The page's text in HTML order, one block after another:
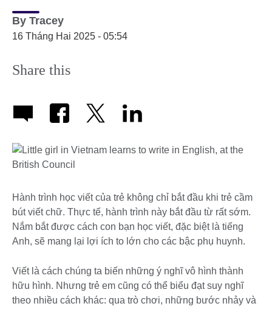
By Tracey
16 Tháng Hai 2025 - 05:54
Share this
Hành trình học viết của trẻ không chỉ bắt đầu khi trẻ cầm
bút viết chữ. Thực tế, hành trình này bắt đầu từ rất sớm.
Nắm bắt được cách con bạn học viết, đặc biệt là tiếng
Anh, sẽ mang lại lợi ích to lớn cho các bậc phụ huynh.
Viết là cách chúng ta biến những ý nghĩ vô hình thành
hữu hình. Nhưng trẻ em cũng có thể biểu đạt suy nghĩ
theo nhiều cách khác: qua trò chơi, những bước nhảy và